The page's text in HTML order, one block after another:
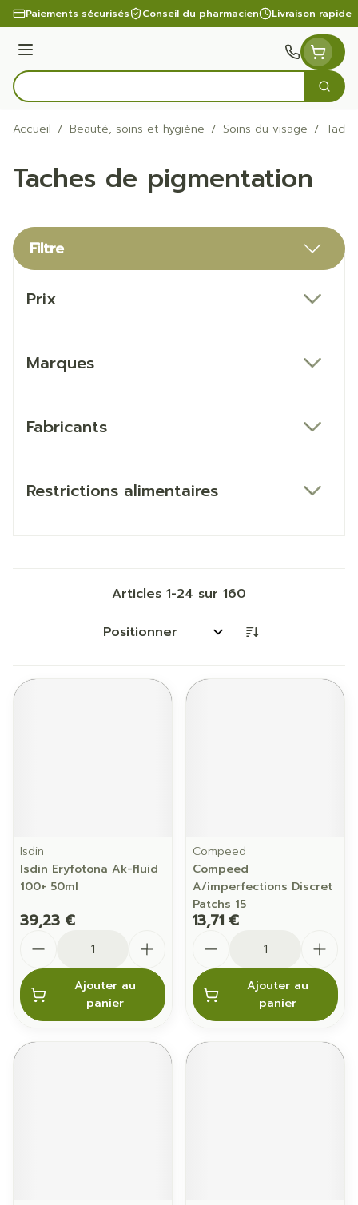
Aller au contenu
Paiements sécurisés Conseil du pharmacien Livraison rapide
Menu
Rechercher
Accueil / Beauté, soins et hygiène / Soins du visage /
Taches de pigmentation
Filtre
Prix
Marques
Fabricants
Restrictions alimentaires
Articles 1-24 sur 160
Trier par:
Isdin
Isdin Eryfotona Ak-fluid
100+ 50ml
39,23 €
Ajouter au
panier
Compeed
Compeed
A/imperfections Discret
Patchs 15
13,71 €
Ajouter au
panier